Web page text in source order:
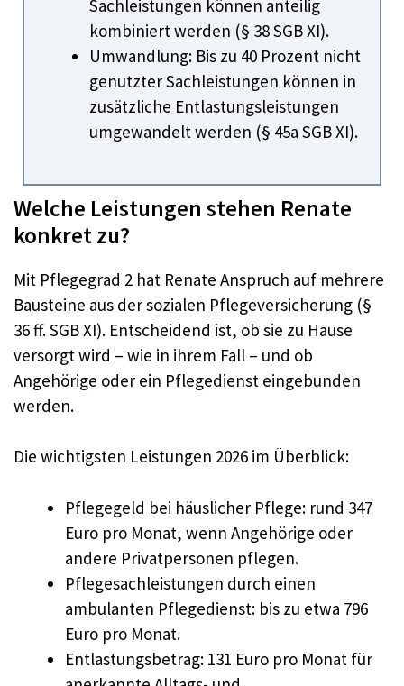
Sachleistungen können anteilig
kombiniert werden (§ 38 SGB XI).
Umwandlung: Bis zu 40 Prozent nicht
genutzter Sachleistungen können in
zusätzliche Entlastungsleistungen
umgewandelt werden (§ 45a SGB XI).
Welche Leistungen stehen Renate
konkret zu?
Mit Pflegegrad 2 hat Renate Anspruch auf mehrere
Bausteine aus der sozialen Pflegeversicherung (§
36 ff. SGB XI). Entscheidend ist, ob sie zu Hause
versorgt wird – wie in ihrem Fall – und ob
Angehörige oder ein Pflegedienst eingebunden
werden.
Die wichtigsten Leistungen 2026 im Überblick:
Pflegegeld bei häuslicher Pflege: rund 347
Euro pro Monat, wenn Angehörige oder
andere Privatpersonen pflegen.
Pflegesachleistungen durch einen
ambulanten Pflegedienst: bis zu etwa 796
Euro pro Monat.
Entlastungsbetrag: 131 Euro pro Monat für